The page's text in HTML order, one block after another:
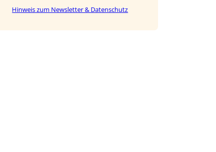
Hinweis zum Newsletter & Datenschutz